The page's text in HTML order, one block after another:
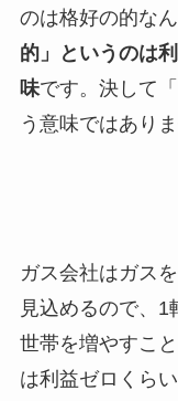
のは格好の的な
的」というのは
味です。決して
う意味ではありま
ガス会社はガス
見込めるので、1
世帯を増やすこ
は利益ゼロくら